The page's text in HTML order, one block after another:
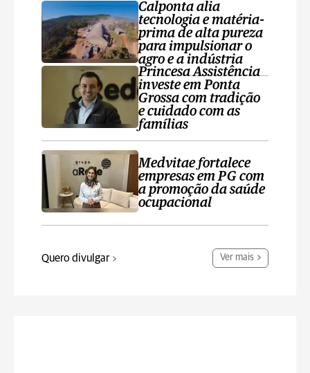
Calponta alia
tecnologia e matéria-
prima de alta pureza
para impulsionar o
agro e a indústria
Princesa Assistência
investe em Ponta
Grossa com tradição
e cuidado com as
famílias
Medvitae fortalece
empresas em PG com
a promoção da saúde
ocupacional
Quero divulgar Ver mais